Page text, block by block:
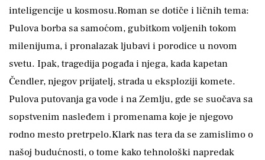
inteligencije u kosmosu.Roman se dotiče i ličnih tema:
Pulova borba sa samoćom, gubitkom voljenih tokom
milenijuma, i pronalazak ljubavi i porodice u novom
svetu. Ipak, tragedija pogađa i njega, kada kapetan
Čendler, njegov prijatelj, strada u eksploziji komete.
Pulova putovanja ga vode i na Zemlju, gde se suočava sa
sopstvenim nasleđem i promenama koje je njegovo
rodno mesto pretrpelo.Klark nas tera da se zamislimo o
našoj budućnosti, o tome kako tehnološki napredak